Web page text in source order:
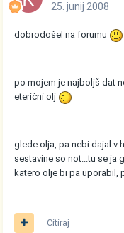
25. junij 2008
dobrodošel na forumu
po mojem je najboljš dat
eterični olj
glede olja, pa nebi dajal v
sestavine so not...tu se ja
katero olje bi pa uporabil,
Citiraj